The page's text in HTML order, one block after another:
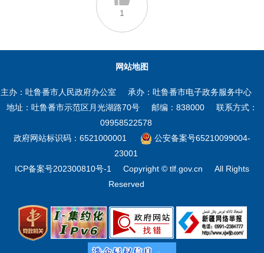
1
网站地图
主办：吐鲁番市人民政府办公室
承办：吐鲁番市电子政务服务中心
地址：吐鲁番市示范区月光湖路70号
邮编：838000
联系方式：
09958522578
政府网站标识码：6521000001
公安备案号65210099004-
23001
ICP备案号202300810号-1
Copyright © tlf.gov.cn
All Rights
Reserved